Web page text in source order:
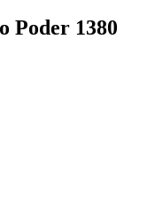
Poder 1380